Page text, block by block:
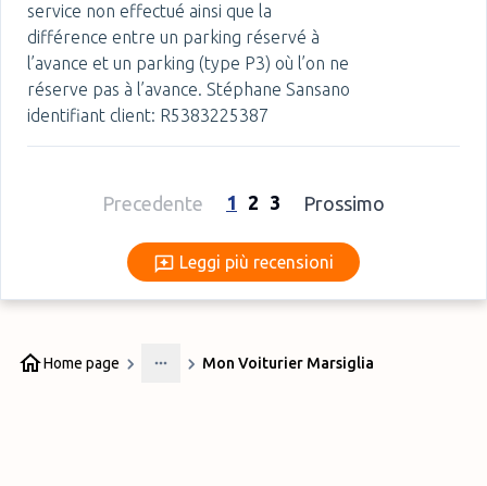
service non effectué ainsi que la
différence entre un parking réservé à
l’avance et un parking (type P3) où l’on ne
réserve pas à l’avance. Stéphane Sansano
identifiant client: R5383225387
Precedente 1 2 3 Prossimo
Leggi più recensioni
Leggi più recensioni
Home page
More
Mon Voiturier Marsiglia